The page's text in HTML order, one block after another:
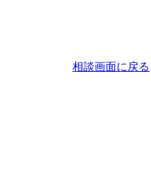
相談画面に戻る